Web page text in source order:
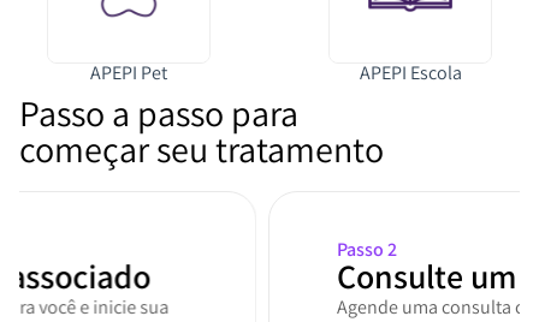
APEPI Pet APEPI Escola
Passo a passo para
começar seu tratamento
Consulte um médico
Agende uma consulta com um médico